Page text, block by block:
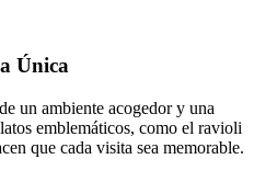
Única
un ambiente acogedor y una
emblemáticos, como el ravioli
que cada visita sea memorable.